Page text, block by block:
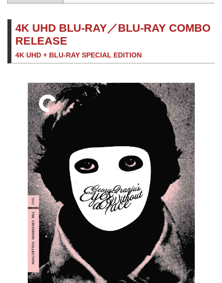
4K UHD BLU-RAY／BLU-RAY COMBO
RELEASE
4K UHD + BLU-RAY SPECIAL EDITION